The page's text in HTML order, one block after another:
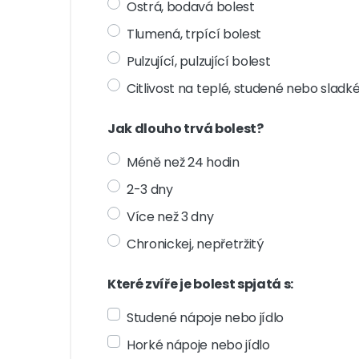
Ostrá, bodavá bolest
Tlumená, trpící bolest
Pulzující, pulzující bolest
Citlivost na teplé, studené nebo
Jak dlouho trvá bolest?
Méně než 24 hodin
2-3 dny
Více než 3 dny
Chronickej, nepřetržitý
Které zvíře je bolest spjatá s:
Studené nápoje nebo jídlo
Horké nápoje nebo jídlo